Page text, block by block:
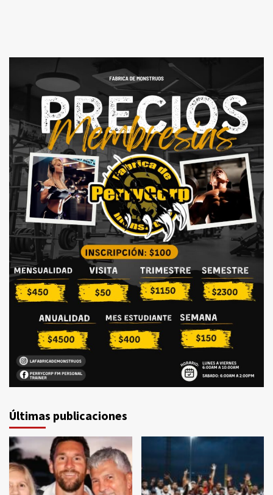
Últimas publicaciones